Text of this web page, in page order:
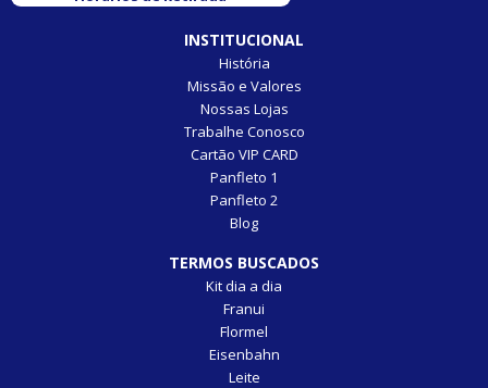
INSTITUCIONAL
História
Missão e Valores
Nossas Lojas
Trabalhe Conosco
Cartão VIP CARD
Panfleto 1
Panfleto 2
Blog
TERMOS BUSCADOS
Kit dia a dia
Franui
Flormel
Eisenbahn
Leite